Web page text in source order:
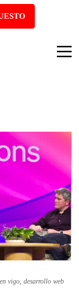
vigo desarrollo web